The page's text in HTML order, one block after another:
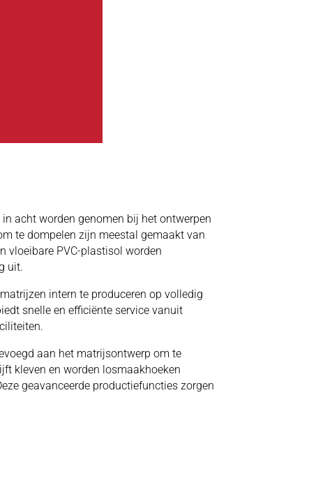
acht worden genomen bij het ontwerpen
te dompelen zijn meestal gemaakt van
vloeibare PVC-plastisol worden
uit.
intern te produceren op volledig
snelle en efficiënte service vanuit
aan het matrijsontwerp om te
kleven en worden losmaakhoeken
geavanceerde productiefuncties zorgen